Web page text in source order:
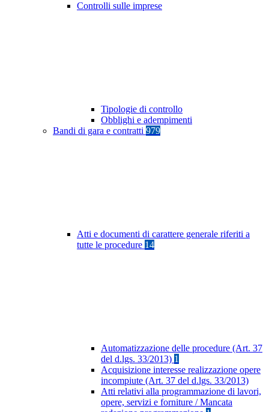
Controlli sulle imprese
Tipologie di controllo
Obblighi e adempimenti
Bandi di gara e contratti 979
Atti e documenti di carattere generale riferiti a
tutte le procedure 14
Automatizzazione delle procedure (Art. 37
del d.lgs. 33/2013) 1
Acquisizione interesse realizzazione opere
incompiute (Art. 37 del d.lgs. 33/2013)
Atti relativi alla programmazione di lavori,
opere, servizi e forniture / Mancata